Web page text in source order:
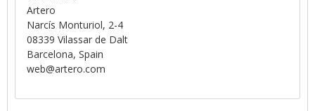
Artero
Narcís Monturiol, 2-4
08339 Vilassar de Dalt
Barcelona, Spain
web@artero.com